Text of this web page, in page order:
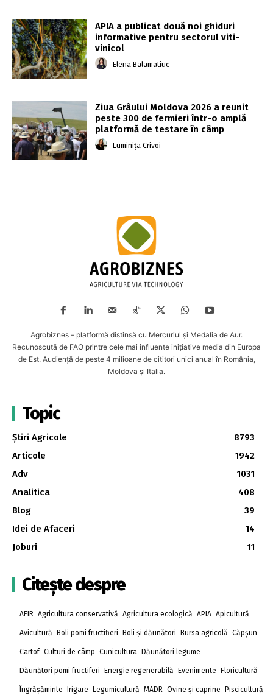
APIA a publicat două noi ghiduri
informative pentru sectorul viti-
vinicol
Elena Balamatiuc
Ziua Grâului Moldova 2026 a reunit
peste 300 de fermieri într-o amplă
platformă de testare în câmp
Luminița Crivoi
Agrobiznes – platformă distinsă cu Mercuriul și Medalia de Aur.
Recunoscută de FAO printre cele mai influente inițiative media din Europa
de Est. Audiență de peste 4 milioane de cititori unici anual în România,
Moldova și Italia.
Topic
Știri Agricole
8793
Articole
1942
Adv
1031
Analitica
408
Blog
39
Idei de Afaceri
14
Joburi
11
Citește despre
AFIR Agricultura conservativă Agricultura ecologică APIA Apicultură
Avicultură Boli pomi fructifieri Boli și dăunători Bursa agricolă Căpșun
Cartof Culturi de câmp Cunicultura Dăunători legume
Dăunători pomi fructiferi Energie regenerabilă Evenimente Floricultură
Îngrășăminte Irigare Legumicultură MADR Ovine și caprine Piscicultură